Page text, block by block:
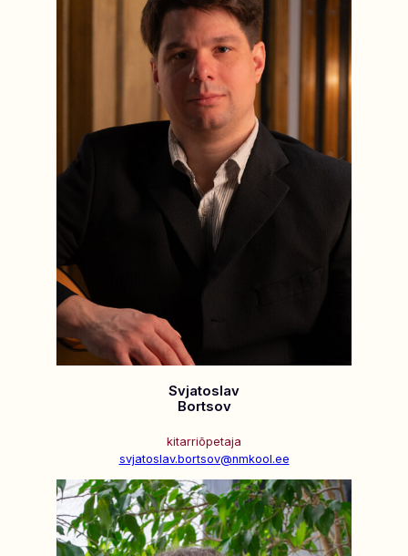
Svjatoslav
Bortsov
kitarriõpetaja
svjatoslav.bortsov@nmkool.ee